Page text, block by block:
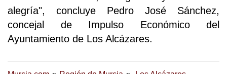
alegría", concluye Pedro José Sánchez,
concejal de Impulso Económico del
Ayuntamiento de Los Alcázares.